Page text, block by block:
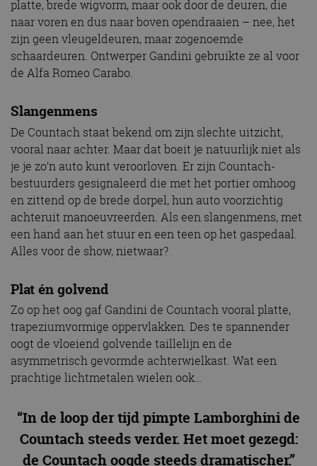
platte, brede wigvorm, maar ook door de deuren, die
naar voren en dus naar boven opendraaien – nee, het
zijn geen vleugeldeuren, maar zogenoemde
schaardeuren. Ontwerper Gandini gebruikte ze al voor
de Alfa Romeo Carabo.
Slangenmens
De Countach staat bekend om zijn slechte uitzicht,
vooral naar achter. Maar dat boeit je natuurlijk niet als
je je zo’n auto kunt veroorloven. Er zijn Countach-
bestuurders gesignaleerd die met het portier omhoog
en zittend op de brede dorpel, hun auto voorzichtig
achteruit manoeuvreerden. Als een slangenmens, met
een hand aan het stuur en een teen op het gaspedaal.
Alles voor de show, nietwaar?
Plat én golvend
Zo op het oog gaf Gandini de Countach vooral platte,
trapeziumvormige oppervlakken. Des te spannender
oogt de vloeiend golvende taillelijn en de
asymmetrisch gevormde achterwielkast. Wat een
prachtige lichtmetalen wielen ook…
“In de loop der tijd pimpte Lamborghini de
Countach steeds verder. Het moet gezegd:
de Countach oogde steeds dramatischer.”